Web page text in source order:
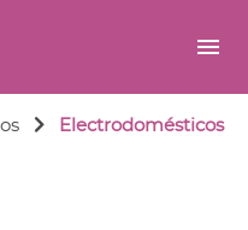
menu
Electrodomésticos